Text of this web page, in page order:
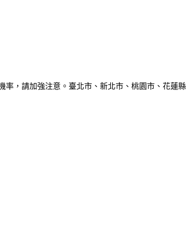
，請加強注意。臺北市、新北市、桃園市、花蓮縣